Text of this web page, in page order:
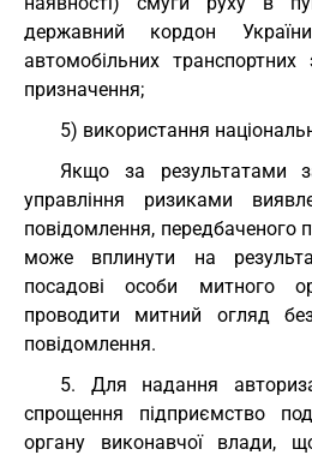
державний кордон
автомобільних транспортних
призначення;
5) використання
Якщо за результатами
управління ризиками
повідомлення, передбаченого
може вплинути на
посадові особи митного
проводити митний огляд
повідомлення.
5. Для надання
спрощення підприємство
органу виконавчої влади,